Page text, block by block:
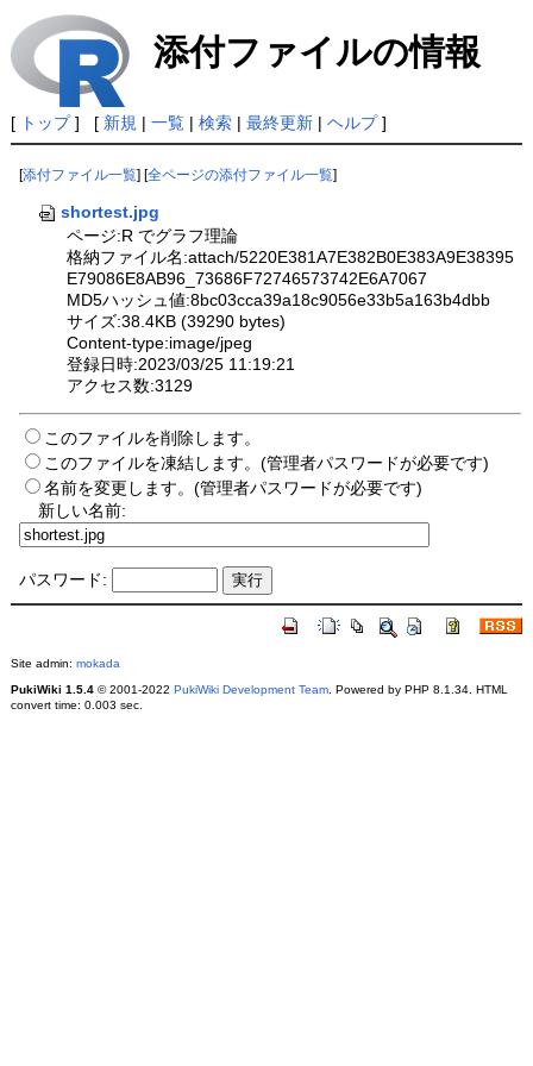
添付ファイルの情報
[ トップ] [ 新規 | 一覧| 検索| 最終更新| ヘルプ]
[添付ファイル一覧 ] [全ページの添付ファイル一覧
shortest.jpg
ページ:R でグラフ理論
格納ファイル名:attach/5220E381A7E382B0E383A9E38395
E79086E8AB96_73686F72746573742E6A7067
MD5ハッシュ値:8bc03cca39a18c9056e33b5a163b4dbb
サイズ:38.4KB (39290 bytes)
Content-type:image/jpeg
登録日時:2023/03/25 11:19:21
アクセス数:3129
このファイルを削除します。
このファイルを凍結します。(管理者パスワードが必要です)
名前を変更します。(管理者パスワードが必要です)
新しい名前:
パスワード:
Site admin: mokada
PukiWiki 1.5.4© 2001-2022 PukiWiki Development Team. Powered by PHP 8.1.34. HTML
convert time: 0.003 sec.